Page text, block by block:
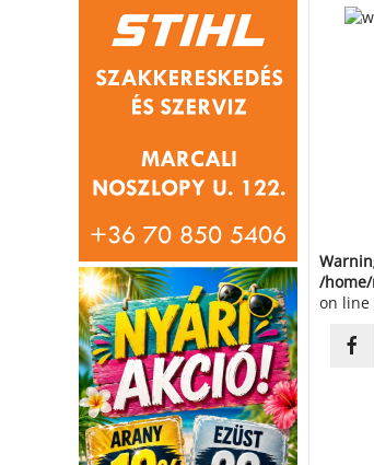
/
on line